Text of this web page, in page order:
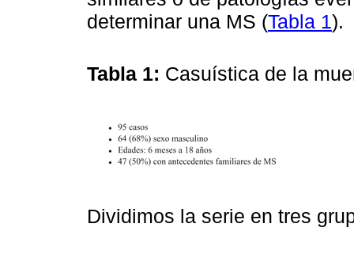
determinar una MS (Tabla 1).
Tabla 1: Casuística de la
Dividimos la serie en tres